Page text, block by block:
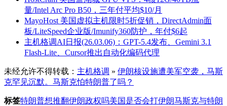
量/Intel Arc Pro B50，三年付平均$10/月
MayoHost 美国虚拟主机限时5折促销，DirectAdmin面
板/LiteSpeed企业版/Imunify360防护，年付$6起
主机格调AI日报(26.03.06)：GPT-5.4发布、Gemini 3.1
Flash-Lite、Cursor推出自动化编码代理
未经允许不得转载： 主机格调 » 伊朗核设施遭美军空袭，马斯
克罕见沉默。马斯克怕特朗普了吗？
标签特朗普想推翻伊朗政权吗美国是否会打伊朗马斯克与特朗